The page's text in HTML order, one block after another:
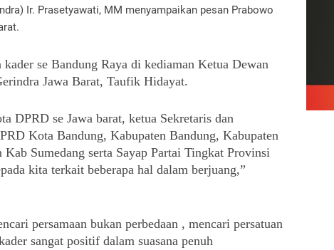
Ir. Prasetyawati, MM menyampaikan pesan Prabowo
se Bandung Raya di kediaman Ketua Dewan
Jawa Barat, Taufik Hidayat.
DPRD se Jawa barat, ketua Sekretaris dan
Kota Bandung, Kabupaten Bandung, Kabupaten
Sumedang serta Sayap Partai Tingkat Provinsi
kita terkait beberapa hal dalam berjuang,”
persamaan bukan perbedaan , mencari persatuan
sangat positif dalam suasana penuh